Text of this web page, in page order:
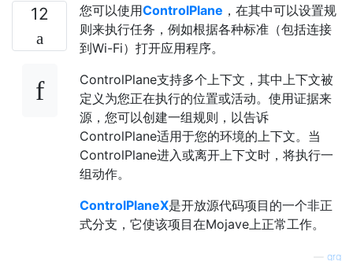
12 您可以使用ControlPlane ，在其中可以设置规
则来执行任务，例如根据各种标准（包括连接
到Wi-Fi）打开应用程序。
ControlPlane支持多个上下文，其中上下文被
定义为您正在执行的位置或活动。使用证据来
源，您可以创建一组规则，以告诉
ControlPlane适用于您的环境的上下文。当
ControlPlane进入或离开上下文时，将执行一
组动作。
ControlPlaneX是开放源代码项目的一个非正
式分支，它使该项目在Mojave上正常工作。
grg